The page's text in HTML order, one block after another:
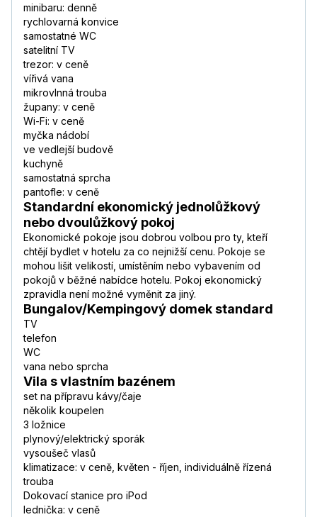
minibaru: denně
rychlovarná konvice
samostatné WC
satelitní TV
trezor: v ceně
vířivá vana
mikrovlnná trouba
župany: v ceně
Wi-Fi: v ceně
myčka nádobí
ve vedlejší budově
kuchyně
samostatná sprcha
pantofle: v ceně
Standardní ekonomický jednolůžkový
nebo dvoulůžkový pokoj
Ekonomické pokoje jsou dobrou volbou pro ty, kteří
chtějí bydlet v hotelu za co nejnižší cenu. Pokoje se
mohou lišit velikostí, umístěním nebo vybavením od
pokojů v běžné nabídce hotelu. Pokoj ekonomický
zpravidla není možné vyměnit za jiný.
Bungalov/Kempingový domek standard
TV
telefon
WC
vana nebo sprcha
Vila s vlastním bazénem
set na přípravu kávy/čaje
několik koupelen
3 ložnice
plynový/elektrický sporák
vysoušeč vlasů
klimatizace: v ceně, květen - říjen, individuálně řízená
trouba
Dokovací stanice pro iPod
lednička: v ceně